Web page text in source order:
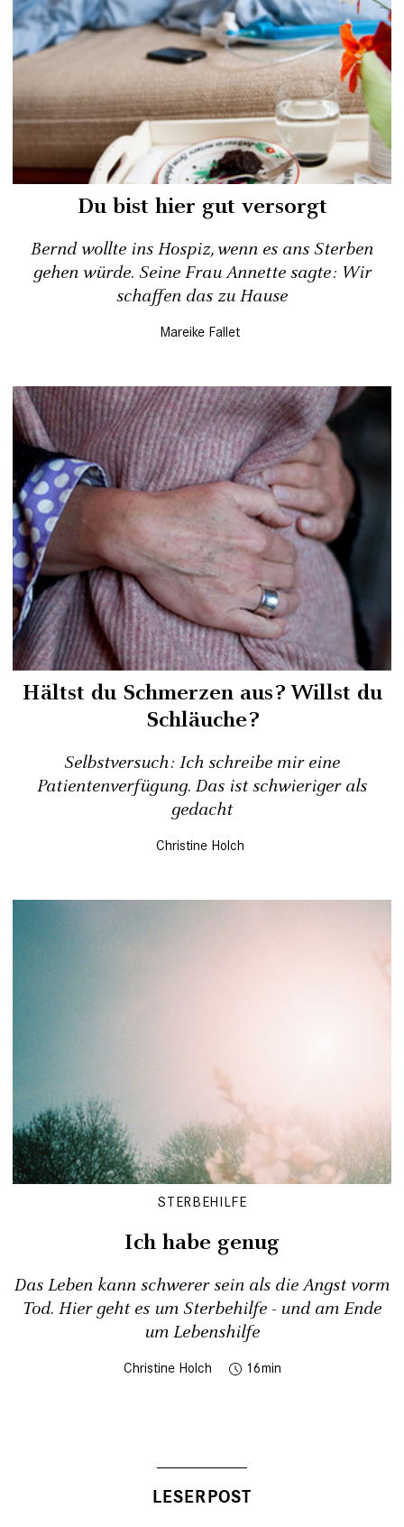
Du bist hier gut versorgt
Bernd wollte ins Hospiz, wenn es ans Sterben
gehen würde. Seine Frau Annette sagte: Wir
schaffen das zu Hause
Mareike Fallet
Hältst du Schmerzen aus? Willst du
Schläuche?
Selbstversuch: Ich schreibe mir eine
Patientenverfügung. Das ist schwieriger als
gedacht
Christine Holch
STERBEHILFE
Ich habe genug
Das Leben kann schwerer sein als die Angst vorm
Tod. Hier geht es um Sterbehilfe - und am Ende
um Lebenshilfe
Christine Holch 16